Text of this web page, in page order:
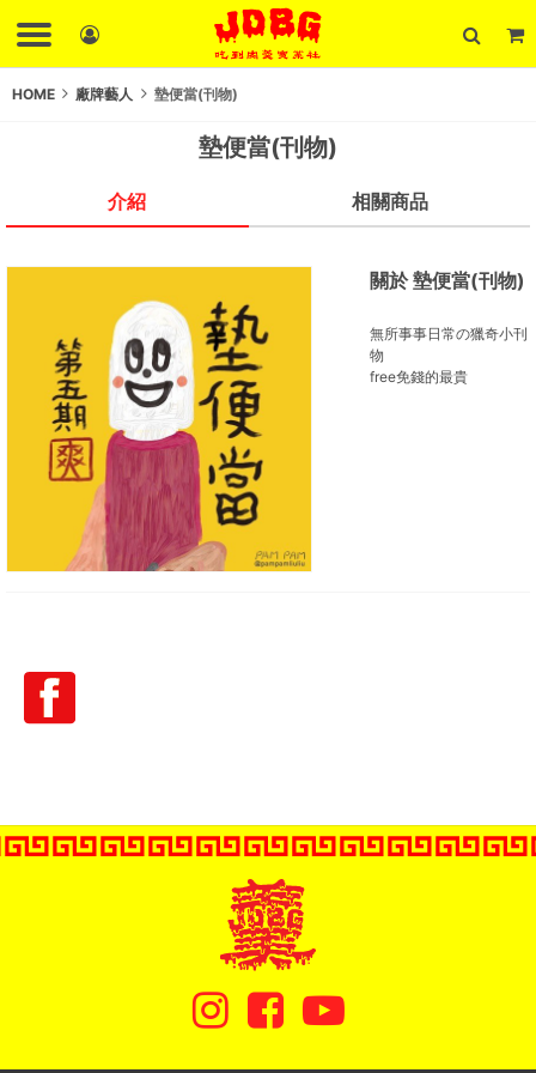
HOME 廠牌藝人 墊便當(刊物)
墊便當(刊物)
介紹 相關商品
關於 墊便當(刊物)
無所事事日常の獵奇小刊
物
free免錢的最貴